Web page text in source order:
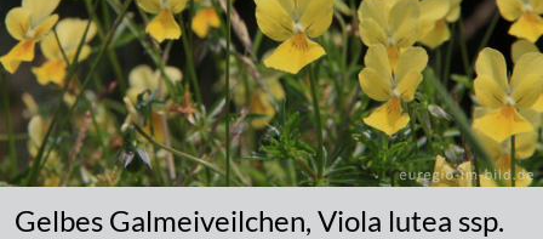
Gelbes Galmeiveilchen, Viola lutea ssp.